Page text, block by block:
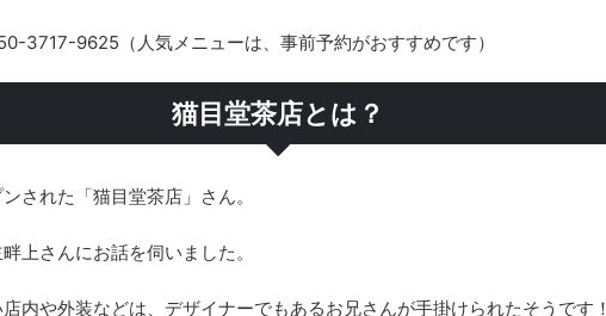
3717-9625（人気メニューは、事前予約がおすすめです）
猫目堂茶店とは？
された「猫目堂茶店」さん。
上さんにお話を伺いました。
内や外装などは、デザイナーでもあるお兄さんが手掛けられたそうです！